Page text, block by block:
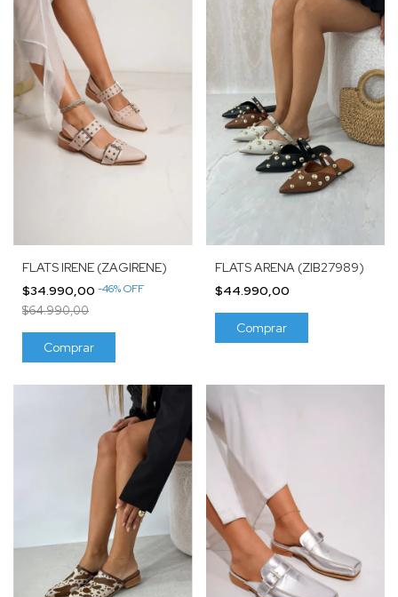
FLATS IRENE (ZAGIRENE)
$34.990,00 -46%OFF
$64.990,00
Comprar
FLATS ARENA (ZIB27989)
$44.990,00
Comprar